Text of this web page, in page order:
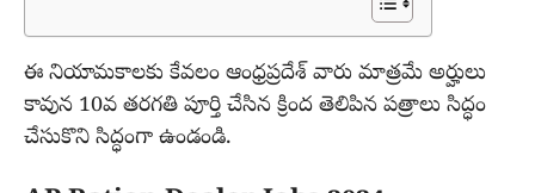
ఈ నియామకాలకు కేవలం ఆంధ్రప్రదేశ్ వారు మాత్రమే అర్హులు
కావున 10వ తరగతి పూర్తి చేసిన క్రింద తెలిపిన పత్రాలు సిద్ధం
చేసుకొని సిద్ధంగా ఉండండి.